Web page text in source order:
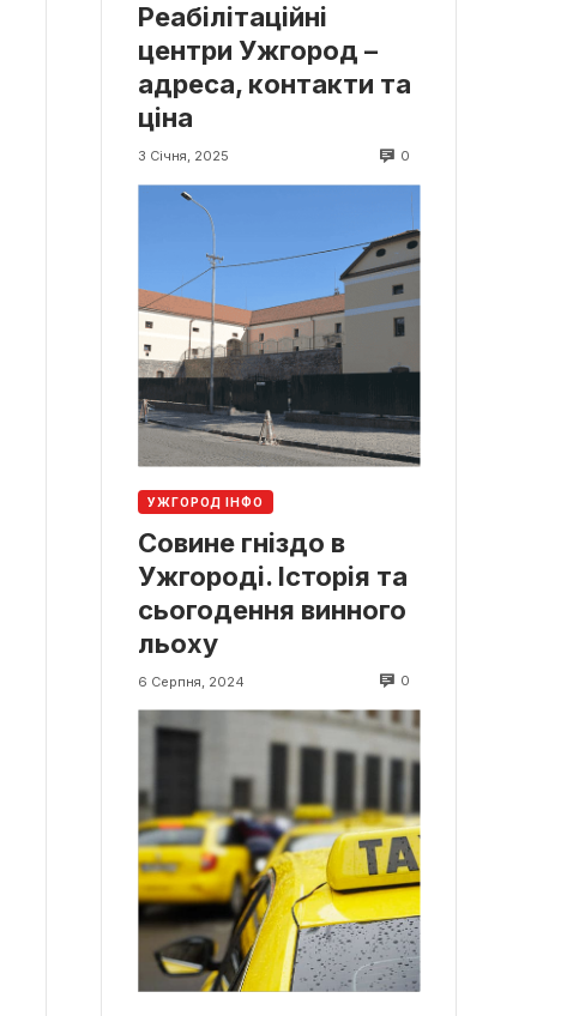
Реабілітаційні
центри Ужгород –
адреса, контакти та
ціна
3 Січня, 2025 0
УЖГОРОД ІНФО
Совине гніздо в
Ужгороді. Історія та
сьогодення винного
льоху
6 Серпня, 2024 0